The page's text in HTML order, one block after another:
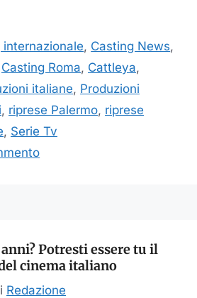
, Casting News,
Casting Roma, Cattleya,
italiane, Produzioni
, riprese Palermo, riprese
, Serie Tv
anni? Potresti essere tu il
cinema italiano
Redazione